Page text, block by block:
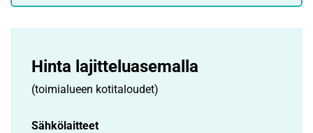
Hinta lajittelu­asemalla
(toimialueen kotitaloudet)
Sähkölaitteet